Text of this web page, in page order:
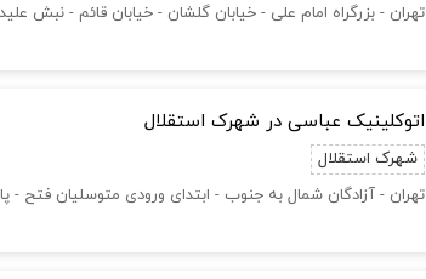
تهران - بزرگراه امام علی - خیابان گلشان - خیابان قائم - نبش
اتوکلینیک عباسی در شهرک استقلال
شهرک استقلال
تهران - آزادگان شمال به جنوب - ابتدای ورودی متوسلیان فتح -